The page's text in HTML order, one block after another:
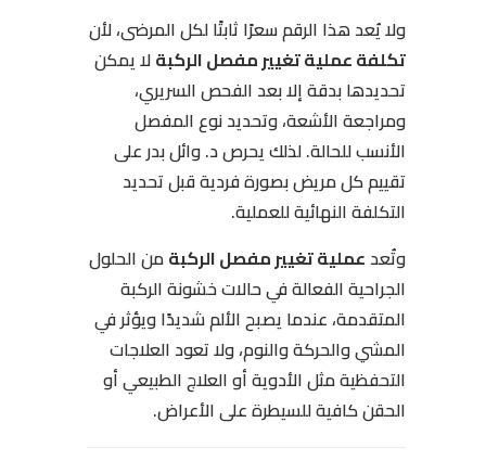
ولا يُعد هذا الرقم سعرًا ثابتًا لكل المرضى، لأن
تكلفة عملية تغيير مفصل الركبةلا يمكن
تحديدها بدقة إلا بعد الفحص السريري،
ومراجعة الأشعة، وتحديد نوع المفصل
الأنسب للحالة. لذلك يحرص د. وائل بدر على
تقييم كل مريض بصورة فردية قبل تحديد
التكلفة النهائية للعملية.
وتُعد عملية تغيير مفصل الركبةمن الحلول
الجراحية الفعالة في حالات خشونة الركبة
المتقدمة، عندما يصبح الألم شديدًا ويؤثر في
المشي والحركة والنوم، ولا تعود العلاجات
التحفظية مثل الأدوية أو العلاج الطبيعي أو
الحقن كافية للسيطرة على الأعراض.